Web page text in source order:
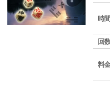
時間
回
料